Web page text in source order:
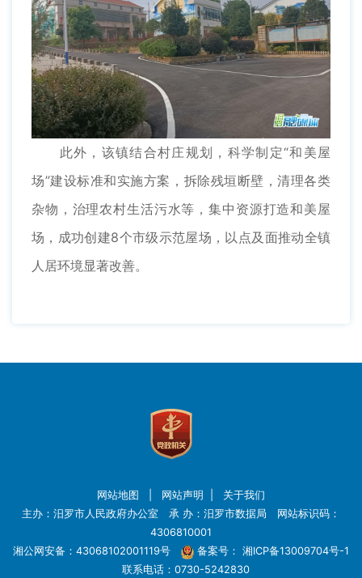
此外，该镇结合村庄规划，科学制定“和美屋
场”建设标准和实施方案，拆除残垣断壁，清理各类
杂物，治理农村生活污水等，集中资源打造和美屋
场，成功创建8个市级示范屋场，以点及面推动全镇
人居环境显著改善。
网站地图 网站声明
关于我们
主办：汨罗市人民政府办公室 承 办：汨罗市数据局 网站标识码：
4306810001
湘公网安备：43068102001119号
备案号： 湘ICP备13009704号-1
联系电话：0730-5242830